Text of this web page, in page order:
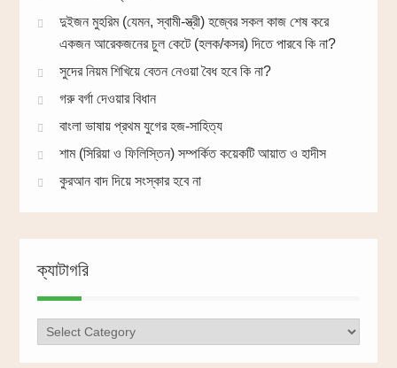
দুইজন মুহরিম (যেমন, স্বামী-স্ত্রী) হজ্বের সকল কাজ শেষ করে
একজন আরেকজনের চুল কেটে (হলক/কসর) দিতে পারবে কি না?
সুদের নিয়ম শিখিয়ে বেতন নেওয়া বৈধ হবে কি না?
গরু বর্গা দেওয়ার বিধান
বাংলা ভাষায় প্রথম যুগের হজ-সাহিত্য
শাম (সিরিয়া ও ফিলিস্তিন) সম্পর্কিত কয়েকটি আয়াত ও হাদীস
কুরআন বাদ দিয়ে সংস্কার হবে না
ক্যাটাগরি
ক্যাটাগরি